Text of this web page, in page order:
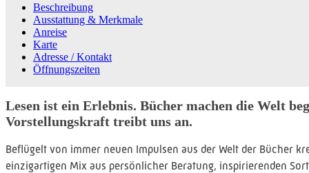
Beschreibung
Ausstattung & Merkmale
Anreise
Karte
Adresse / Kontakt
Öffnungszeiten
Lesen ist ein Erlebnis. Bücher machen die Welt
Vorstellungskraft treibt uns an.
Beflügelt von immer neuen Impulsen aus der Welt der Bücher
einzigartigen Mix aus persönlicher Beratung, inspirierenden